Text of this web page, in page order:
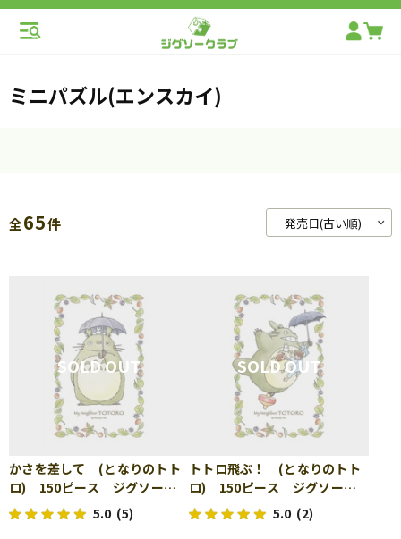
ミニパズル(エンスカイ)
全65件
かさを差して (となりのトト
ロ) 150ピース ジグソーパ
ズル ENS-150-G01
5.0 (5)
トトロ飛ぶ！ (となりのトト
ロ) 150ピース ジグソーパ
ズル ENS-150-G02
5.0 (2)